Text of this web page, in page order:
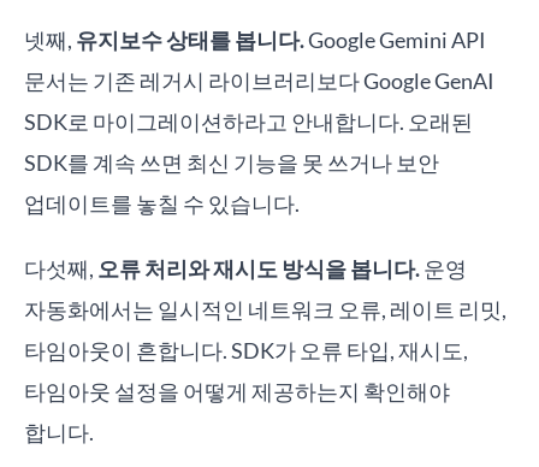
넷째, 유지보수 상태를 봅니다.Google Gemini API
문서는 기존 레거시 라이브러리보다 Google GenAI
SDK로 마이그레이션하라고 안내합니다. 오래된
SDK를 계속 쓰면 최신 기능을 못 쓰거나 보안
업데이트를 놓칠 수 있습니다.
다섯째, 오류 처리와 재시도 방식을 봅니다.운영
자동화에서는 일시적인 네트워크 오류, 레이트 리밋,
타임아웃이 흔합니다. SDK가 오류 타입, 재시도,
타임아웃 설정을 어떻게 제공하는지 확인해야
합니다.